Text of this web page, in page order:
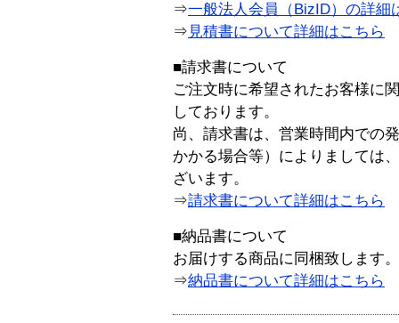
⇒一般法人会員（BizID）の詳細
⇒ 見積書について詳細はこちら
■請求書について
ご注文時に希望されたお客様に
しております。
尚、請求書は、営業時間内での
かかる場合等）によりましては
ざいます。
⇒請求書について詳細はこちら
■納品書について
お届けする商品に同梱致します。
⇒納品書について詳細はこちら